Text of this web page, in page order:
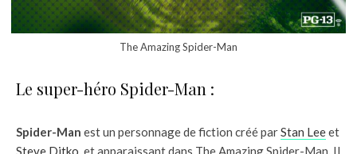
The Amazing Spider-Man
Le super-héro Spider-Man :
Spider-Man est un personnage de fiction créé parStan Leeet
Steve Ditko, et apparaissant dans The Amazing Spider-Man. Il